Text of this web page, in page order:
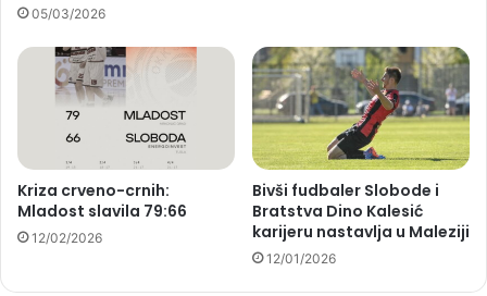
05/03/2026
Kriza crveno-crnih:
Mladost slavila 79:66
12/02/2026
Bivši fudbaler Slobode i
Bratstva Dino Kalesić
karijeru nastavlja u Maleziji
12/01/2026